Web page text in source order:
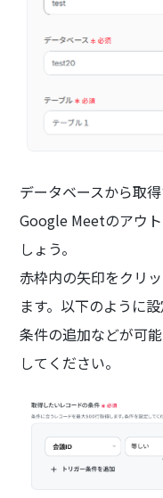
データベースから取
Google Meetのアウ
しょう。
赤枠内の矢印をクリ
ます。以下のように
条件の追加などが可
してください。